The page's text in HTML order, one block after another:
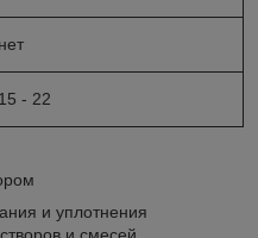
нет
15 - 22
и уплотнения
и смесей